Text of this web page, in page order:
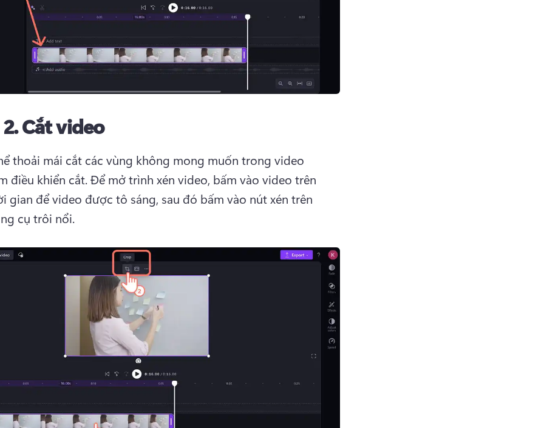
Cắt video
thoải mái cắt các vùng không mong muốn trong video
điều khiển cắt. Để mở trình xén video, bấm vào video trên
gian để video được tô sáng, sau đó bấm vào nút xén trên
cụ trôi nổi.